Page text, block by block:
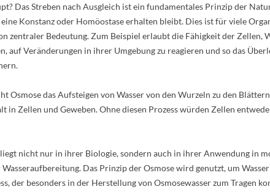
Das Streben nach Ausgleich ist ein fundamentales Prinzip der
eine Konstanz oder Homöostase erhalten bleibt. Dies ist für viele
zentraler Bedeutung. Zum Beispiel erlaubt die Fähigkeit der Zellen,
auf Veränderungen in ihrer Umgebung zu reagieren und so das
Osmose das Aufsteigen von Wasser von den Wurzeln zu den
in Zellen und Geweben. Ohne diesen Prozess würden Zellen
nicht nur in ihrer Biologie, sondern auch in ihrer Anwendung in
Das Prinzip der Osmose wird genutzt, um
der besonders in der Herstellung von Osmosewasser zum Tragen